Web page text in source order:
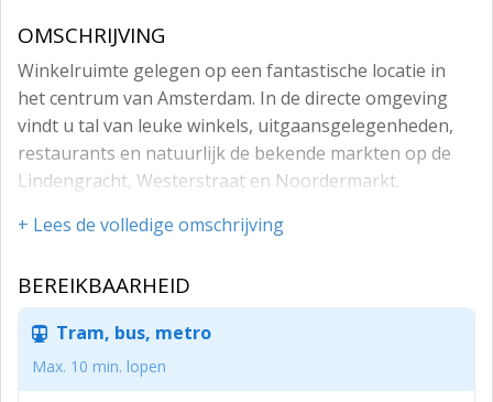
OMSCHRIJVING
Winkelruimte gelegen op een fantastische locatie in
het centrum van Amsterdam. In de directe omgeving
vindt u tal van leuke winkels, uitgaansgelegenheden,
restaurants en natuurlijk de bekende markten op de
Lindengracht, Westerstraat en Noordermarkt.
De Rozengracht ligt in het hart van de Jordaan vlak
BESTEMMING
Winkelruimte
OPPERVLAKTEN
+ Lees de volledige omschrijving
BEREIKBAARHEID
Tram, bus, metro
Max. 10 min. lopen